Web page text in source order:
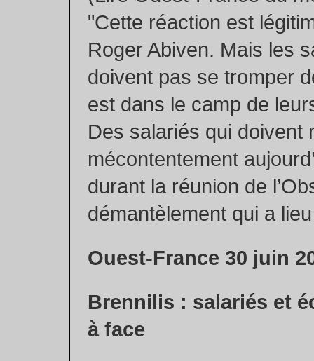
"Cette réaction est
Roger Abiven. Mais les
doivent pas se tromper
est dans le camp de
Des salariés qui doivent
mécontentement
durant la réunion de
démantèlement qui a
Ouest-France 30 juin
Brennilis : salariés et
à face